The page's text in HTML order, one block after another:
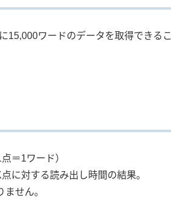
15,000ワードのデータを取得できるこ
＝1ワード）
に対する読み出し時間の結果。
せん。